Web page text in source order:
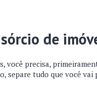
de
você precisa,
separe tudo que você vai